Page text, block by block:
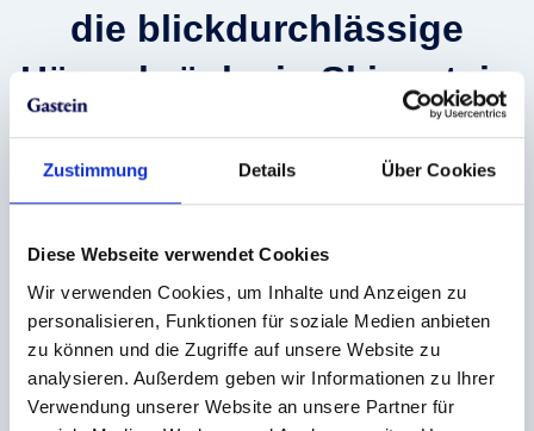
Zustimmung Details Über Cookies
Diese Webseite verwendet Cookies
Wir verwenden Cookies, um Inhalte und Anzeigen zu
personalisieren, Funktionen für soziale Medien anbieten
zu können und die Zugriffe auf unsere Website zu
analysieren. Außerdem geben wir Informationen zu Ihrer
Verwendung unserer Website an unsere Partner für
die blickdurchlässige
Hängebrücke in Skigastein
Meeresspiegel befindet sich die Hängebrücke am
die umliegende Bergwelt – ein besonders beliebter
Fotospot in derPanoramawelt Gastein.
Bei jedem Schritt, den du auf diesem
langen
Pfad 28 Meter über dem Abgrund
machst,
wird dein Herz vor Ehrfurcht und Staunen